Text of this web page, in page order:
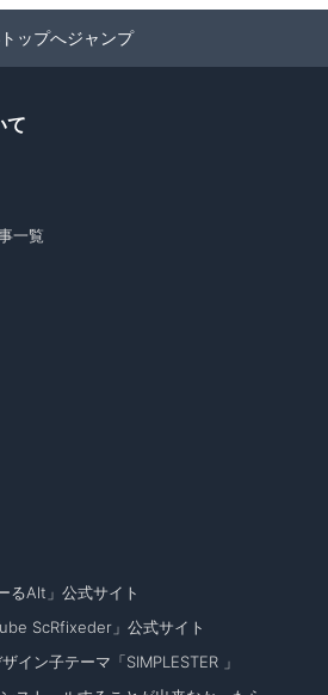
トップへジャンプ
て
一覧
るAlt」公式サイト
ScRfixeder」公式サイト
イン子テーマ「SIMPLESTER 」